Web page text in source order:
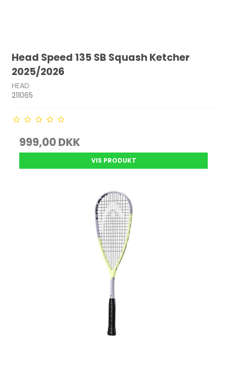
Head Speed 135 SB Squash Ketcher
2025/2026
HEAD
211065
999,00 DKK
VIS PRODUKT